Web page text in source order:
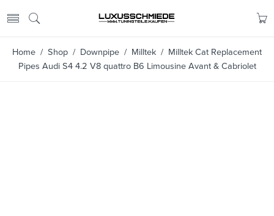
Home / Shop / Downpipe / Milltek / Milltek Cat Replacement
Pipes Audi S4 4.2 V8 quattro B6 Limousine Avant & Cabriolet